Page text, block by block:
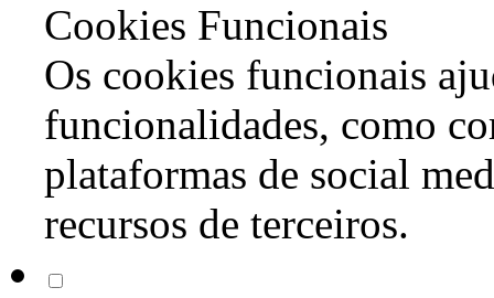
Cookies Funcionais
Os cookies funcionais
funcionalidades, como
plataformas de social
recursos de terceiros.